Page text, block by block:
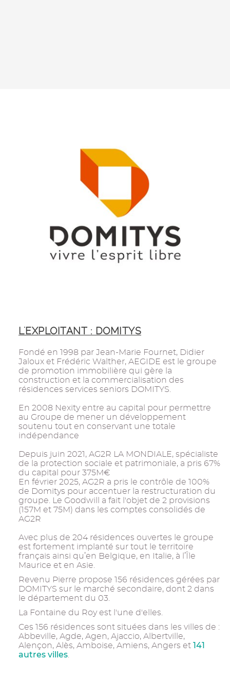
L'EXPLOITANT : DOMITYS
Fondé en 1998 par Jean-Marie Fournet, Didier
Jaloux et Frédéric Walther, AEGIDE est le groupe
de promotion immobilière qui gère la
construction et la commercialisation des
résidences services seniors DOMITYS.
En 2008 Nexity entre au capital pour permettre
au Groupe de mener un développement
soutenu tout en conservant une totale
indépendance
Depuis juin 2021, AG2R LA MONDIALE, spécialiste
de la protection sociale et patrimoniale, a pris 67%
du capital pour 375M€
En février 2025, AG2R a pris le contrôle de 100%
de Domitys pour accentuer la restructuration du
groupe. Le Goodwill a fait l'objet de 2 provisions
(157M et 75M) dans les comptes consolidés de
AG2R
Avec plus de 204 résidences ouvertes le groupe
est fortement implanté sur tout le territoire
français ainsi qu’en Belgique, en Italie, à l’Île
Maurice et en Asie.
Revenu Pierre propose 156 résidences gérées par
DOMITYS sur le marché secondaire, dont 2 dans
le département du 03.
La Fontaine du Roy est l'une d'elles.
Ces 156 résidences sont situées dans les villes de :
Abbeville, Agde, Agen, Ajaccio, Albertville,
Alençon, Alès, Amboise, Amiens, Angers et 141
autres villes